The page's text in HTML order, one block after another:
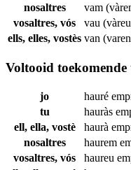
nosaltres
vam
vosaltres, vós
vau
ells, elles, vostès van
Voltooid
jo hauré
tu
hauràs
ell, ella, vostè
haurà
nosaltres
haurem
vosaltres, vós
haureu